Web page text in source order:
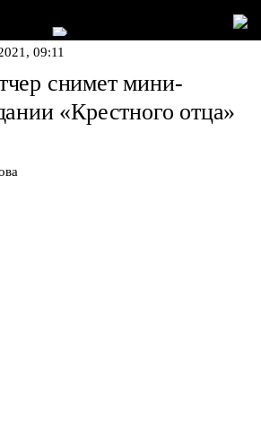
09:11
снимет мини-
«Крестного отца»